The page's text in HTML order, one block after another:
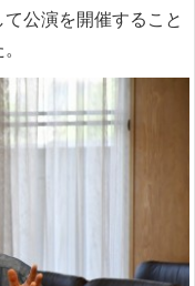
公演を開催すること